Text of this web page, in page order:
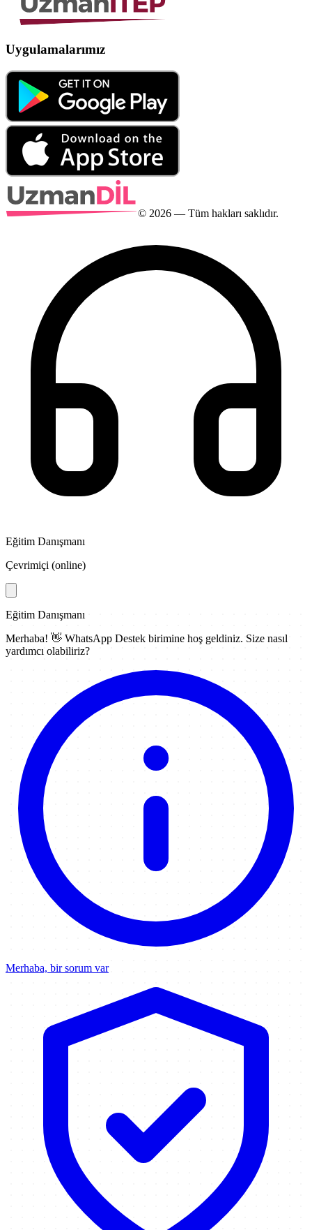
Uygulamalarımız
© 2026 — Tüm hakları saklıdır.
Eğitim Danışmanı
Çevrimiçi (online)
Eğitim Danışmanı
Merhaba! 👋 WhatsApp Destek birimine hoş geldiniz. Size nasıl
yardımcı olabiliriz?
Merhaba, bir sorum var